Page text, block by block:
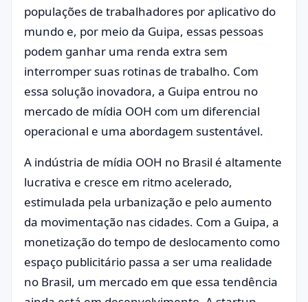
populações de trabalhadores por aplicativo do
mundo e, por meio da Guipa, essas pessoas
podem ganhar uma renda extra sem
interromper suas rotinas de trabalho. Com
essa solução inovadora, a Guipa entrou no
mercado de mídia OOH com um diferencial
operacional e uma abordagem sustentável.
A indústria de mídia OOH no Brasil é altamente
lucrativa e cresce em ritmo acelerado,
estimulada pela urbanização e pelo aumento
da movimentação nas cidades. Com a Guipa, a
monetização do tempo de deslocamento como
espaço publicitário passa a ser uma realidade
no Brasil, um mercado em que essa tendência